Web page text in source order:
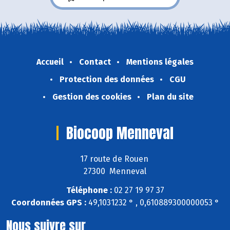
Accueil Contact
Mentions légales
Protection des données
CGU
Gestion des cookies
Plan du site
Biocoop Menneval
17 route de Rouen
27300 Menneval
Téléphone :02 27 19 97 37
Coordonnées GPS :49,1031232 ° , 0,610889300000053 °
Nous suivre sur